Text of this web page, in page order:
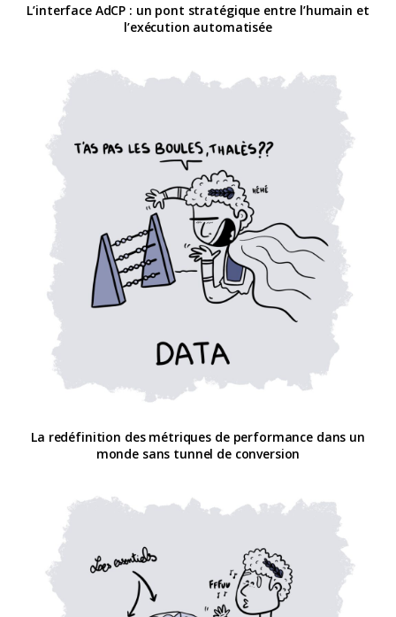
L’interface AdCP : un pont stratégique entre l’humain et
l’exécution automatisée
La redéfinition des métriques de performance dans un
monde sans tunnel de conversion